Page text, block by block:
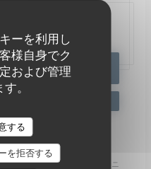
ーを利用し
様自身でク
および管理
。
する
を拒否する
92300 Levallois-Perret
ター*
らのEメールによる個別コミュニ